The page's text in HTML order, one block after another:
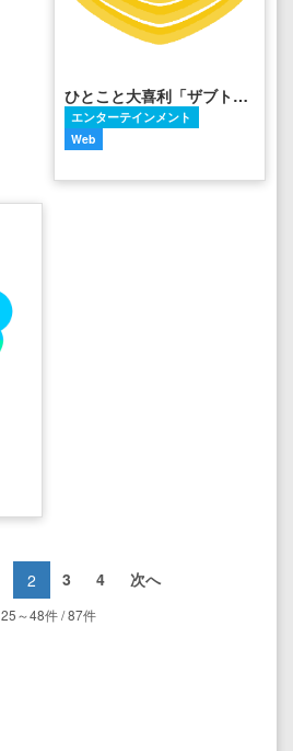
ひとこと大喜利「ザブトン」
エンターテインメント
Web
2 3 4 次へ
25～48件 / 87件